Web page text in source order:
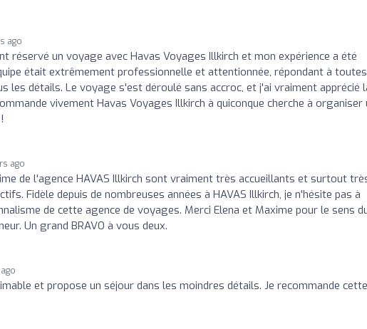
ago
réservé un voyage avec Havas Voyages Illkirch et mon expérience a été
était extrêmement professionnelle et attentionnée, répondant à toutes
les détails. Le voyage s'est déroulé sans accroc, et j'ai vraiment apprécié
vivement Havas Voyages Illkirch à quiconque cherche à organiser
ago
de l'agence HAVAS Illkirch sont vraiment très accueillants et surtout
Fidèle depuis de nombreuses années à HAVAS Illkirch, je n'hésite pas à
de cette agence de voyages. Merci Elena et Maxime pour le sens
Un grand BRAVO à vous deux.
et propose un séjour dans les moindres détails. Je recommande cette